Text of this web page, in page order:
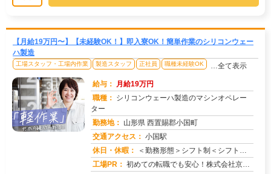
【月給19万円〜】【未経験OK！】即入寮OK！簡単作業のシリコンウェー
ハ製造
工場スタッフ・工場内作業 製造スタッフ 正社員 職種未経験OK …全て表示
給与： 月給19万円
職種： シリコンウェーハ製造のマシンオペレー
ター
勤務地： 山形県 西置賜郡小国町
交通アクセス： 小国駅
休日・休暇：
＜勤務形態＞シフト制＜シフト＞工場カレンダーによる
工場PR： 初めての転職でも安心！株式会社京栄センターで新しい一歩を踏み出してみませんか？☆90％の方が不安を解消済み！→ 赴...